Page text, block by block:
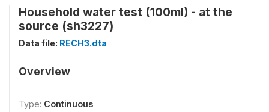
Household water test (100ml) - at the
source (sh3227)
Data file: RECH3.dta
Overview
Type: Continuous